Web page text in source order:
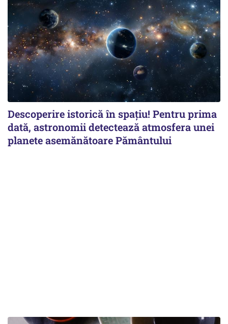
Descoperire istorică în spațiu! Pentru prima
dată, astronomii detectează atmosfera unei
planete asemănătoare Pământului